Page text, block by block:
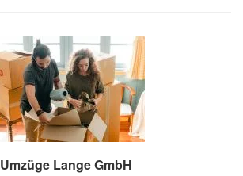
Umzüge Lange GmbH